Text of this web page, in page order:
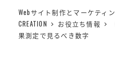
Webサイト制作とマーケティ
CREATION
お役立ち情報
果測定で見るべき数字